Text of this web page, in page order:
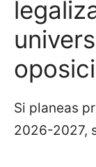
Si planeas
2026-2027,